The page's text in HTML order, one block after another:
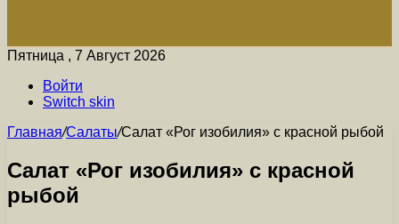
Пятница , 7 Август 2026
Войти
Switch skin
Главная/Салаты/Салат «Рог изобилия» с красной рыбой
Салат «Рог изобилия» с красной
рыбой